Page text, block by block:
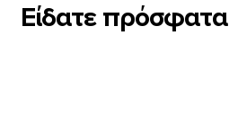
Είδατε πρόσφατα